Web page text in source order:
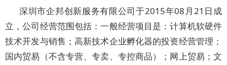
深圳市企邦创新服务有限公司于2015年08月21日成
立，公司经营范围包括：一般经营项目是：计算机软硬件
技术开发与销售；高新技术企业孵化器的投资经营管理；
国内贸易（不含专营、专卖、专控商品）；网上贸易；文